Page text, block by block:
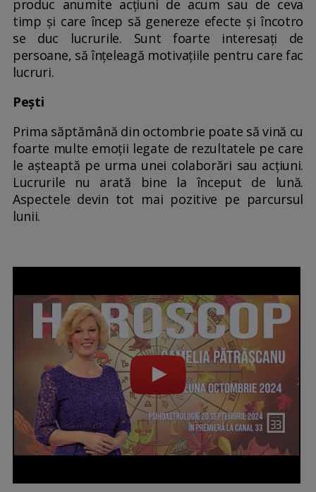
produc anumite acțiuni de acum sau de ceva
timp și care încep să genereze efecte și încotro
se duc lucrurile. Sunt foarte interesați de
persoane, să înțeleagă motivațiile pentru care fac
lucruri.
Pești
Prima săptămână din octombrie poate să vină cu
foarte multe emoții legate de rezultatele pe care
le așteaptă pe urma unei colaborări sau acțiuni.
Lucrurile nu arată bine la început de lună.
Aspectele devin tot mai pozitive pe parcursul
lunii.